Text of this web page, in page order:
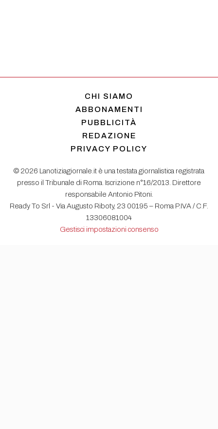
CHI SIAMO
ABBONAMENTI
PUBBLICITÀ
REDAZIONE
PRIVACY POLICY
© 2026 Lanotiziagiornale.it è una testata giornalistica registrata
presso il Tribunale di Roma. Iscrizione n°16/2013. Direttore
responsabile Antonio Pitoni.
Ready To Srl - Via Augusto Riboty, 23 00195 – Roma P.IVA / C.F.
13306081004
Gestisci impostazioni consenso